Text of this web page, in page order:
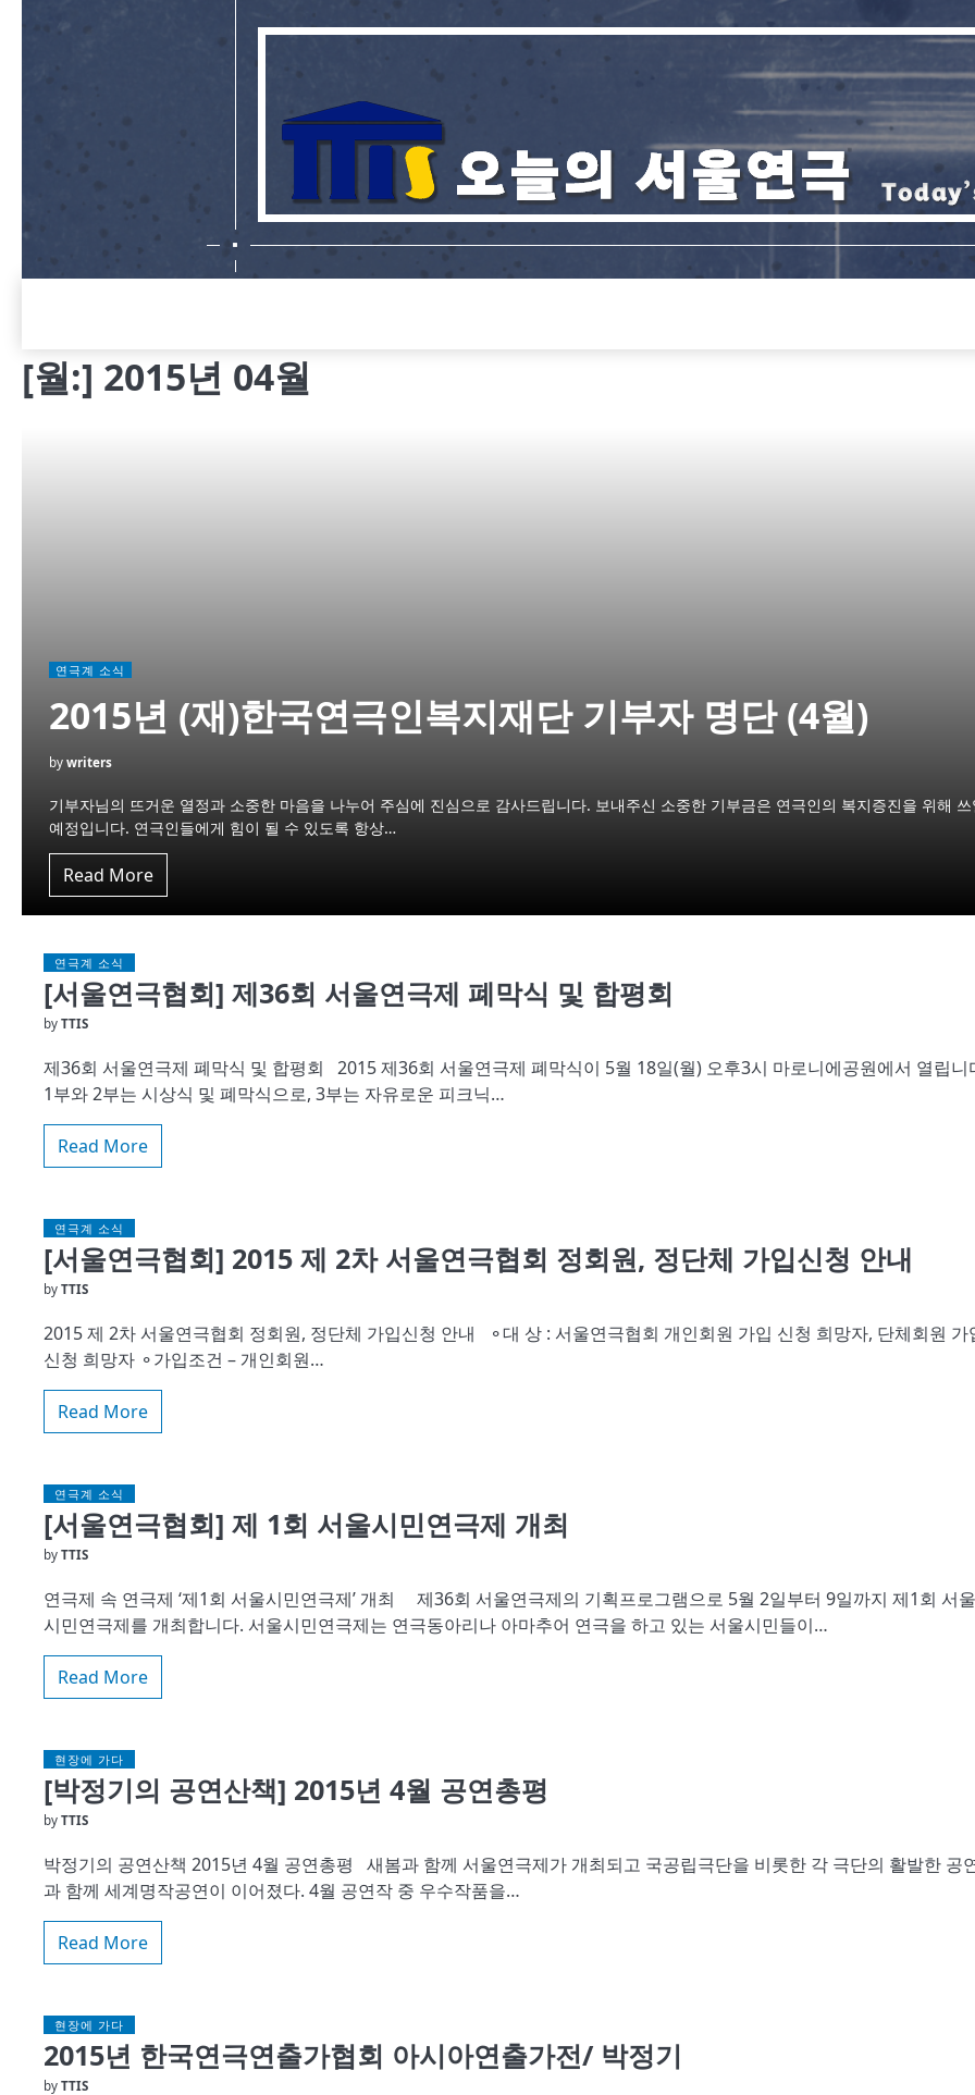
[월:] 2015년 04월
연극계 소식
2015년 (재)한국연극인복지재단 기부자 명단 (4월)
by writers
기부자님의 뜨거운 열정과 소중한 마음을 나누어 주심에 진심으로 감사드립니다. 보내주신 소중한 기부금은 연극인의 복지증진을 위해
예정입니다. 연극인들에게 힘이 될 수 있도록 항상…
Read More
연극계 소식
[서울연극협회] 제36회 서울연극제 폐막식 및 합평회
by TTIS
제36회 서울연극제 폐막식 및 합평회 2015 제36회 서울연극제 폐막식이 5월 18일(월) 오후3시 마로니에공원에서 열립니
1부와 2부는 시상식 및 폐막식으로, 3부는 자유로운 피크닉…
Read More
연극계 소식
[서울연극협회] 2015 제 2차 서울연극협회 정회원, 정단체 가입신청 안내
by TTIS
2015 제 2차 서울연극협회 정회원, 정단체 가입신청 안내 ⚬대 상 : 서울연극협회 개인회원 가입 신청 희망자, 단체회원 가
신청 희망자 ⚬가입조건 – 개인회원…
Read More
연극계 소식
[서울연극협회] 제 1회 서울시민연극제 개최
by TTIS
연극제 속 연극제 ‘제1회 서울시민연극제’ 개최 제36회 서울연극제의 기획프로그램으로 5월 2일부터 9일까지 제1회 서울
시민연극제를 개최합니다. 서울시민연극제는 연극동아리나 아마추어 연극을 하고 있는 서울시민들이…
Read More
현장에 가다
[박정기의 공연산책] 2015년 4월 공연총평
by TTIS
박정기의 공연산책 2015년 4월 공연총평 새봄과 함께 서울연극제가 개최되고 국공립극단을 비롯한 각 극단의 활발한 공
과 함께 세계명작공연이 이어졌다. 4월 공연작 중 우수작품을…
Read More
현장에 가다
2015년 한국연극연출가협회 아시아연출가전/ 박정기
by TTIS